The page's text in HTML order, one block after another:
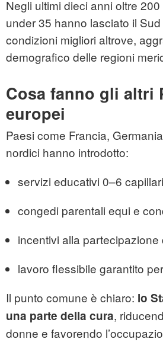
Negli ultimi dieci anni oltre
under 35 hanno lasciato il
condizioni migliori altrove,
demografico delle regioni
Cosa fanno gli altri
europei
Paesi come Francia,
nordici hanno introdotto:
servizi educativi 0–6
congedi parentali equi e
incentivi alla partecipazione
lavoro flessibile garantito
Il punto comune è chiaro: lo
una parte della cura,
donne e favorendo